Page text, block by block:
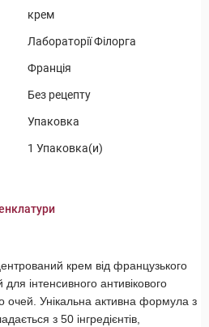
крем
Лабораторії Філорга
Франція
Без рецепту
Упаковка
1 Упаковка(и)
крем від французького
інтенсивного антивікового
очей. Унікальна активна формула з
з 50 інгредієнтів,